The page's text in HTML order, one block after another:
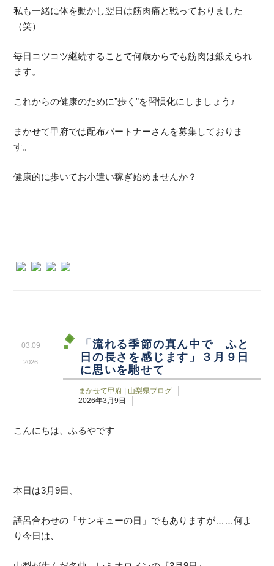
私も一緒に体を動かし翌日は筋肉痛と戦っておりました
（笑）
毎日コツコツ継続することで何歳からでも筋肉は鍛えられ
ます。
これからの健康のために”歩く”を習慣化にしましょう♪
まかせて甲府では配布パートナーさんを募集しておりま
す。
健康的に歩いてお小遣い稼ぎ始めませんか？
「流れる季節の真ん中で ふと
日の長さを感じます」３月９日
に思いを馳せて
まかせて甲府
山梨県ブログ
2026年3月9日
2026
03.09
こんにちは、ふるやです
本日は3月9日、
語呂合わせの「サンキューの日」でもありますが……何よ
り今日は、